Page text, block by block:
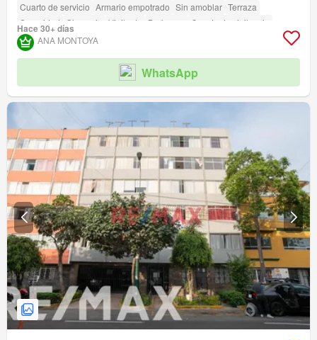
Cuarto de servicio Armario empotrado Sin amoblar Terraza
Seguridad
Gimnasio Vigilante Barbacoa
Caseta de vigilancia
Acceso para personas con discapacidad
Hace 30+ días
ANA MONTOYA
WhatsApp